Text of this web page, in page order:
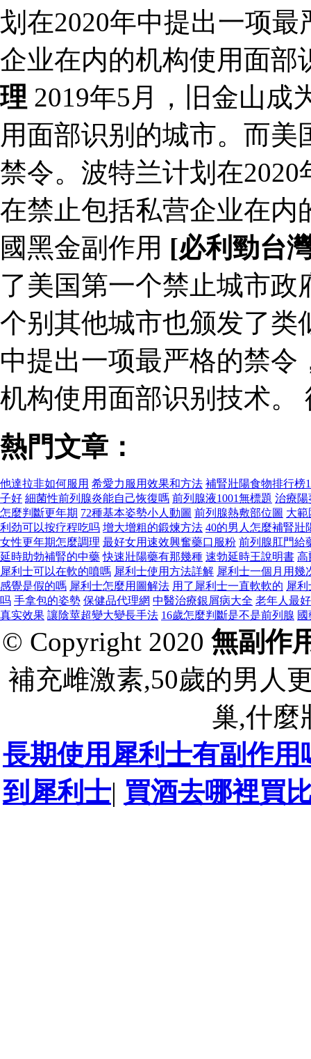
划在2020年中提出一项
企业在内的机构使用面
理 2019年5月，旧金山成
用面部识别的城市。而
禁令。波特兰计划在
在禁止包括私营企业在内
國黑金副作用 [必利勁台
了美国第一个禁止城市
个别其他城市也颁发了类
中提出一项最严格的禁
机构使用面部识别技术
熱門文章：
他達拉非如何服用 希愛力服用效果和方法 補腎壯陽食物排行榜
子好 細菌性前列腺炎能自己恢復嗎 前列腺液1001無標題 治療陽
怎麼判斷更年期 72種基本姿勢小人動圖 前列腺熱敷部位圖 大
利劲可以按疗程吃吗 增大增粗的鍛煉方法 40的男人怎麼補腎壯
女性更年期怎麼調理 最好女用速效興奮藥口服粉 前列腺肛門給
延時助勃補腎的中藥 快速壯陽藥有那幾種 速勃延時王說明書 高
犀利士可以在軟的噴嗎 犀利士使用方法詳解 犀利士一個月用幾
感覺是假的嗎 犀利士怎麼用圖解法 用了犀利士一直軟軟的 犀
吗 手拿包的姿勢 保健品代理網 中醫治療銀屑病大全 老年人最
真实效果 讓陰莖超變大變長手法 16歲怎麼判斷是不是前列腺
© Copyright 2020 無副作
補充雌激素,50歲的男人
巢,什麼
長期使用犀利士有副作用
到犀利士| 買酒去哪裡買